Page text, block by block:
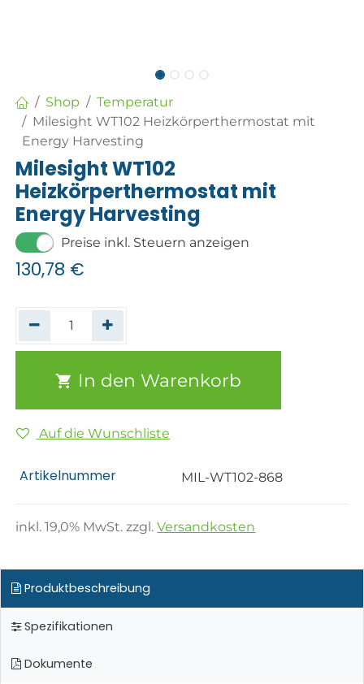
Shop
Temperatur
Milesight WT102 Heizkörperthermostat mit
Energy Harvesting
Milesight WT102
Heizkörperthermostat mit
Energy Harvesting
Preise inkl. Steuern anzeigen
130,78 €
In den Warenkorb
Auf die Wunschliste
Artikelnummer MIL-WT102-868
inkl.19,0% MwSt. zzgl.Versandkosten
Produktbeschreibung
Spezifikationen
Dokumente